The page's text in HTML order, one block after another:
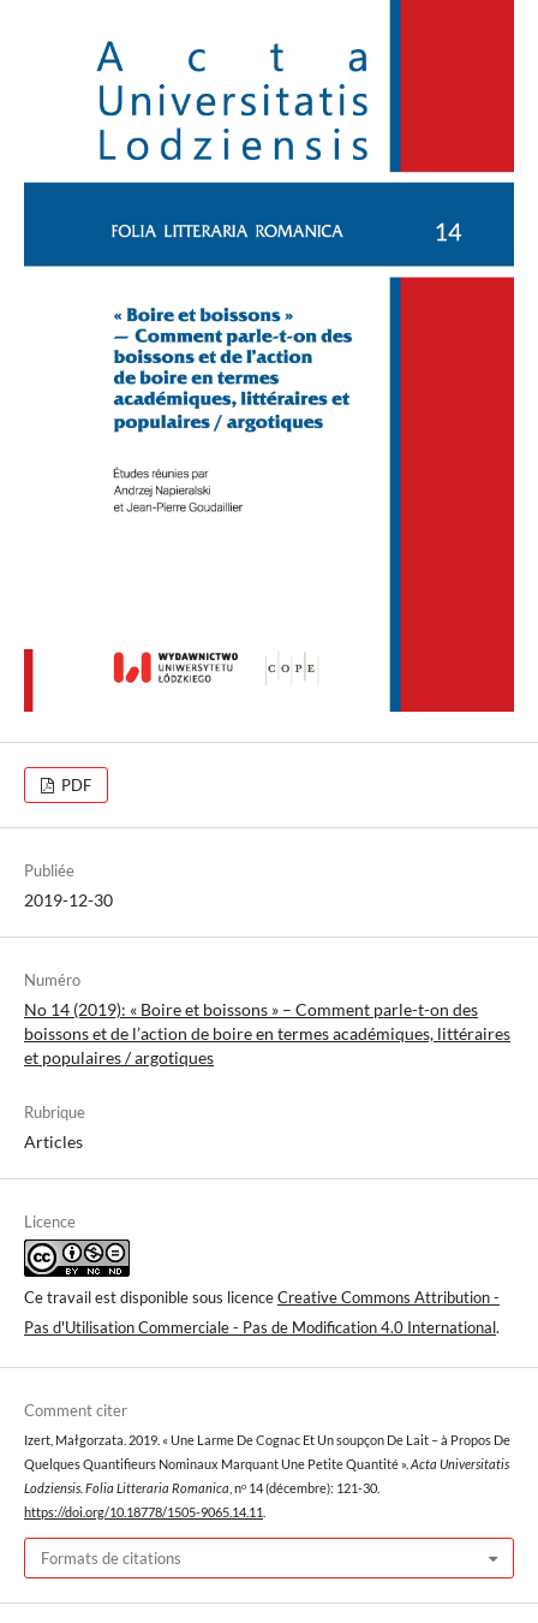
PDF
Publiée
2019-12-30
Numéro
No 14 (2019): « Boire et boissons » – Comment parle-t-on des
boissons et de l’action de boire en termes académiques, littéraires
et populaires / argotiques
Rubrique
Articles
Licence
Ce travail est disponible sous licenceCreative Commons Attribution -
Pas d'Utilisation Commerciale - Pas de Modification 4.0 International.
Comment citer
Izert, Małgorzata. 2019. « Une Larme De Cognac Et Un soupçon De Lait – à Propos De
Quelques Quantifieurs Nominaux Marquant Une Petite Quantité ». Acta Universitatis
Lodziensis. Folia Litteraria Romanica , nᵒ 14 (décembre): 121-30.
https://doi.org/10.18778/1505-9065.14.11
Formats de citations